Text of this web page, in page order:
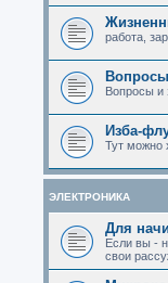
работа,
Вопросы и
Изба-
Тут можно
ЭЛЕКТРОНИКА
Для
Если вы -
свои